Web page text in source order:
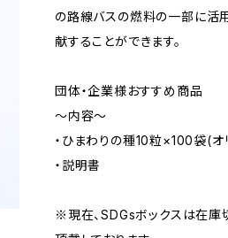
の路線バスの燃料の一部に活
献することができます。
団体・企業様おすすめ商品
～内容～
・ひまわりの種10粒×100袋(
・説明書
※現在、SDGsボックスは在庫